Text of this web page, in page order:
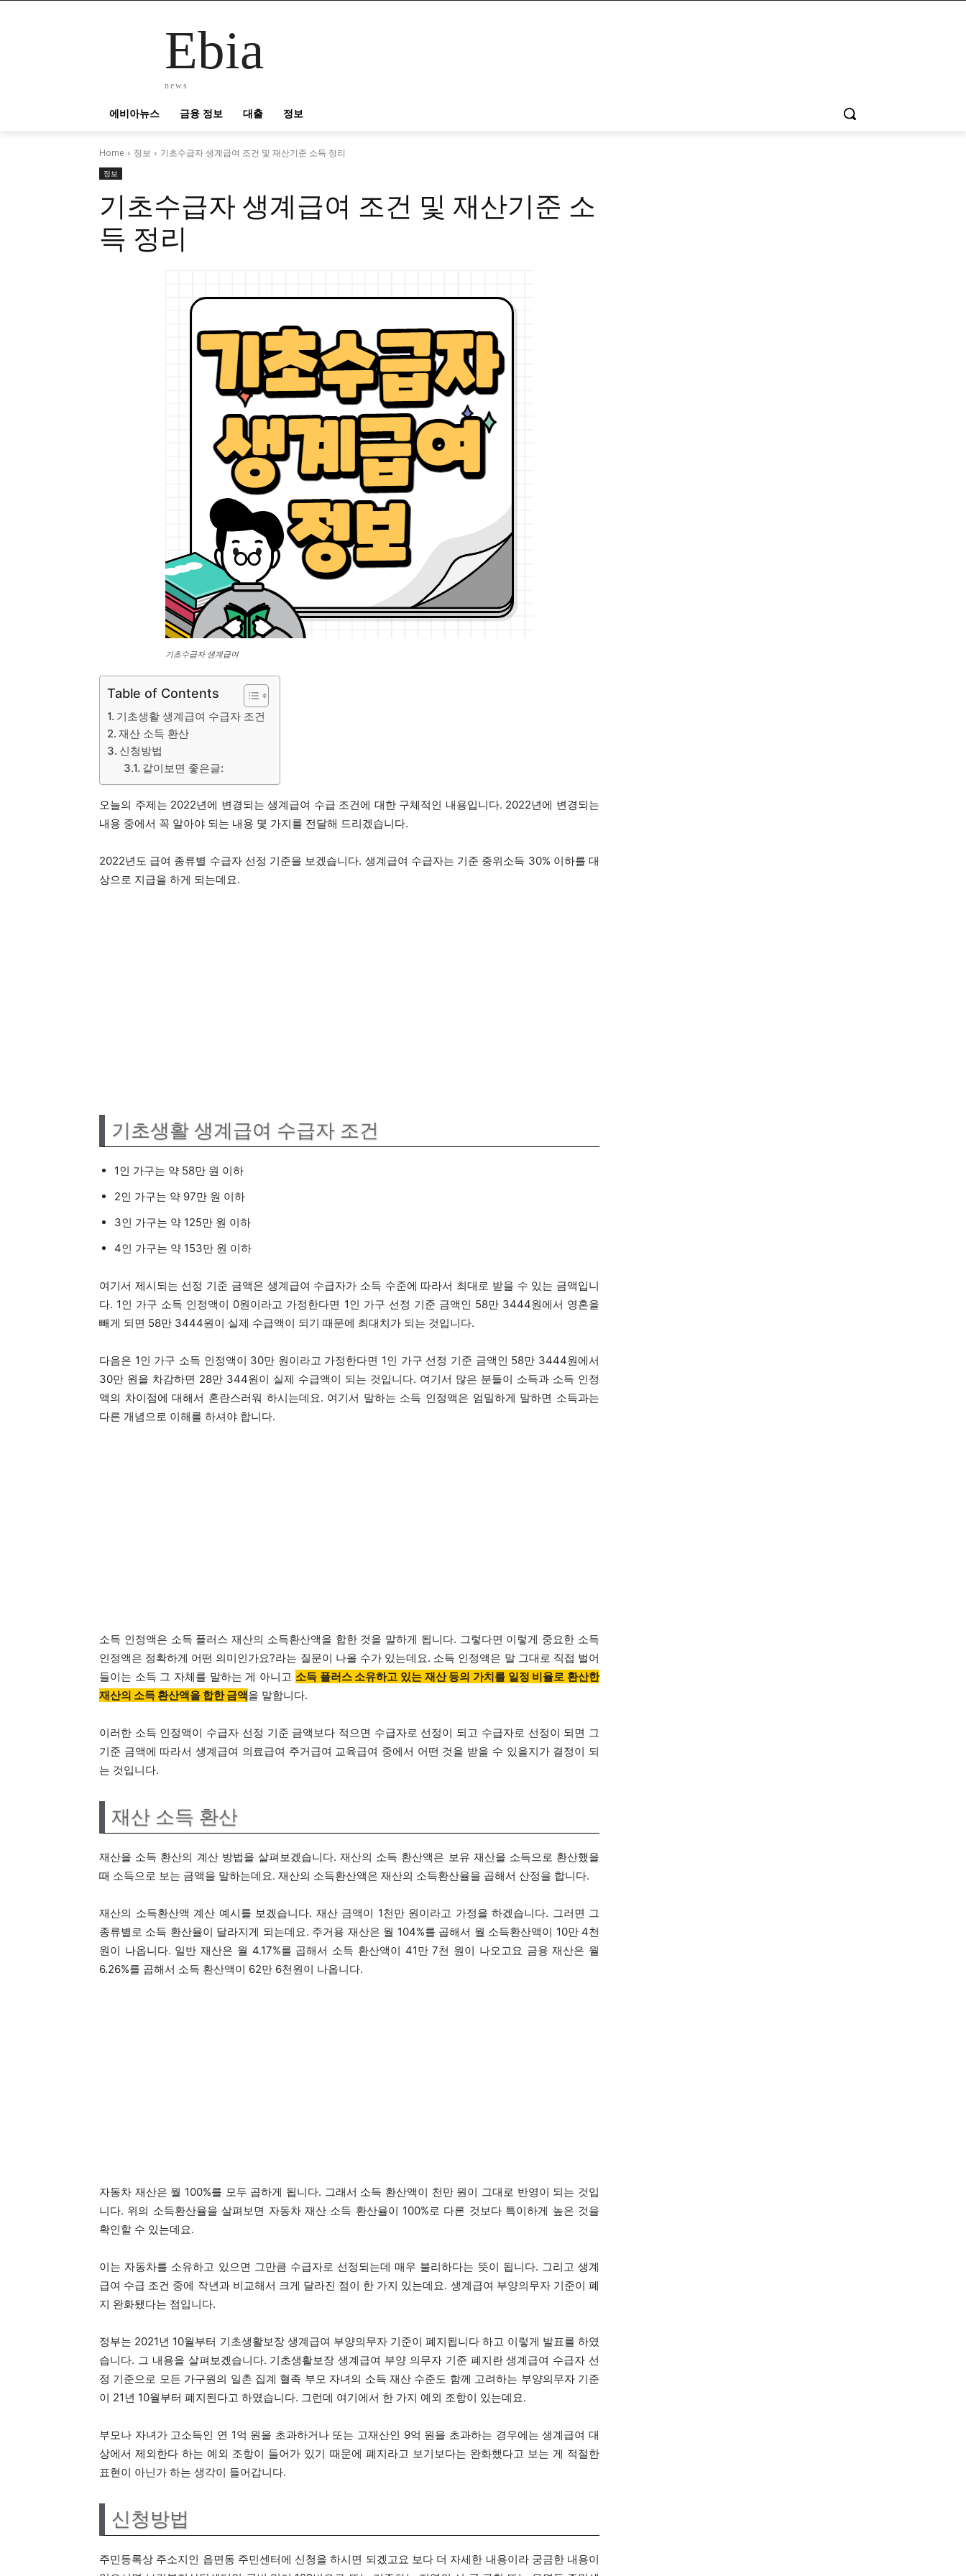
Ebia
news
에비아뉴스 금융 정보 대출 정보
Home 정보 기초수급자 생계급여 조건 및 재산기준 소득 정리
정보
기초수급자 생계급여 조건 및 재산기준 소
득 정리
기초수급자 생계급여
Table of Contents
기초생활 생계급여 수급자 조건
재산 소득 환산
신청방법
같이보면 좋은글:
오늘의 주제는 2022년에 변경되는 생계급여 수급 조건에 대한 구체적인 내용입니다. 2022년에 변경되는
내용 중에서 꼭 알아야 되는 내용 몇 가지를 전달해 드리겠습니다.
2022년도 급여 종류별 수급자 선정 기준을 보겠습니다. 생계급여 수급자는 기준 중위소득 30% 이하를 대
상으로 지급을 하게 되는데요.
기초생활 생계급여 수급자 조건
1인 가구는 약 58만 원 이하
2인 가구는 약 97만 원 이하
3인 가구는 약 125만 원 이하
4인 가구는 약 153만 원 이하
여기서 제시되는 선정 기준 금액은 생계급여 수급자가 소득 수준에 따라서 최대로 받을 수 있는 금액입니
다. 1인 가구 소득 인정액이 0원이라고 가정한다면 1인 가구 선정 기준 금액인 58만 3444원에서 영혼을
빼게 되면 58만 3444원이 실제 수급액이 되기 때문에 최대치가 되는 것입니다.
다음은 1인 가구 소득 인정액이 30만 원이라고 가정한다면 1인 가구 선정 기준 금액인 58만 3444원에서
30만 원을 차감하면 28만 344원이 실제 수급액이 되는 것입니다. 여기서 많은 분들이 소득과 소득 인정
액의 차이점에 대해서 혼란스러워 하시는데요. 여기서 말하는 소득 인정액은 엄밀하게 말하면 소득과는
다른 개념으로 이해를 하셔야 합니다.
소득 인정액은 소득 플러스 재산의 소득환산액을 합한 것을 말하게 됩니다. 그렇다면 이렇게 중요한 소득
인정액은 정확하게 어떤 의미인가요?라는 질문이 나올 수가 있는데요. 소득 인정액은 말 그대로 직접 벌어
들이는 소득 그 자체를 말하는 게 아니고 소득 플러스 소유하고 있는 재산 등의 가치를 일정 비율로 환산한
재산의 소득 환산액을 합한 금액을 말합니다.
이러한 소득 인정액이 수급자 선정 기준 금액보다 적으면 수급자로 선정이 되고 수급자로 선정이 되면 그
기준 금액에 따라서 생계급여 의료급여 주거급여 교육급여 중에서 어떤 것을 받을 수 있을지가 결정이 되
는 것입니다.
재산 소득 환산
재산을 소득 환산의 계산 방법을 살펴보겠습니다. 재산의 소득 환산액은 보유 재산을 소득으로 환산했을
때 소득으로 보는 금액을 말하는데요. 재산의 소득환산액은 재산의 소득환산율을 곱해서 산정을 합니다.
재산의 소득환산액 계산 예시를 보겠습니다. 재산 금액이 1천만 원이라고 가정을 하겠습니다. 그러면 그
종류별로 소득 환산율이 달라지게 되는데요. 주거용 재산은 월 104%를 곱해서 월 소득환산액이 10만 4천
원이 나옵니다. 일반 재산은 월 4.17%를 곱해서 소득 환산액이 41만 7천 원이 나오고요 금융 재산은 월
6.26%를 곱해서 소득 환산액이 62만 6천원이 나옵니다.
자동차 재산은 월 100%를 모두 곱하게 됩니다. 그래서 소득 환산액이 천만 원이 그대로 반영이 되는 것입
니다. 위의 소득환산율을 살펴보면 자동차 재산 소득 환산율이 100%로 다른 것보다 특이하게 높은 것을
확인할 수 있는데요.
이는 자동차를 소유하고 있으면 그만큼 수급자로 선정되는데 매우 불리하다는 뜻이 됩니다. 그리고 생계
급여 수급 조건 중에 작년과 비교해서 크게 달라진 점이 한 가지 있는데요. 생계급여 부양의무자 기준이 폐
지 완화됐다는 점입니다.
정부는 2021년 10월부터 기초생활보장 생계급여 부양의무자 기준이 폐지됩니다 하고 이렇게 발표를 하였
습니다. 그 내용을 살펴보겠습니다. 기초생활보장 생계급여 부양 의무자 기준 폐지란 생계급여 수급자 선
정 기준으로 모든 가구원의 일촌 집계 혈족 부모 자녀의 소득 재산 수준도 함께 고려하는 부양의무자 기준
이 21년 10월부터 폐지된다고 하였습니다. 그런데 여기에서 한 가지 예외 조항이 있는데요.
부모나 자녀가 고소득인 연 1억 원을 초과하거나 또는 고재산인 9억 원을 초과하는 경우에는 생계급여 대
상에서 제외한다 하는 예외 조항이 들어가 있기 때문에 폐지라고 보기보다는 완화했다고 보는 게 적절한
표현이 아닌가 하는 생각이 들어갑니다.
신청방법
주민등록상 주소지인 읍면동 주민센터에 신청을 하시면 되겠고요 보다 더 자세한 내용이라 궁금한 내용이